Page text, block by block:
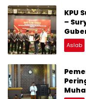
KPU
–
Aslab